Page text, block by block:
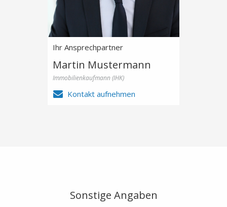
Ihr Ansprechpartner
Martin Mustermann
Immobilienkaufmann (IHK)
Kontakt aufnehmen
Sonstige Angaben